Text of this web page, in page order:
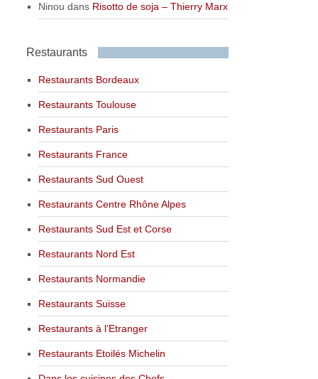
Ninou dans Risotto de soja – Thierry Marx
Restaurants
Restaurants Bordeaux
Restaurants Toulouse
Restaurants Paris
Restaurants France
Restaurants Sud Ouest
Restaurants Centre Rhône Alpes
Restaurants Sud Est et Corse
Restaurants Nord Est
Restaurants Normandie
Restaurants Suisse
Restaurants à l’Etranger
Restaurants Etoilés Michelin